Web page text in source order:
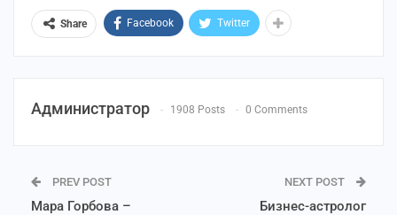
Share Facebook Twitter
Администратор 1908 Posts 0 Comments
PREV POST
Мара Горбова –
NEXT POST
Бизнес-астролог